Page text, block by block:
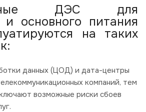
ДЭС для
и основного питания
на таких
данных (ЦОД) и дата-центры
компаний, тем
возможные риски сбоев